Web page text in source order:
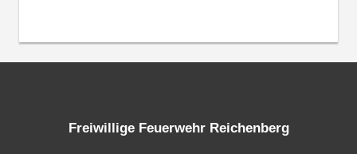
Freiwillige Feuerwehr Reichenberg